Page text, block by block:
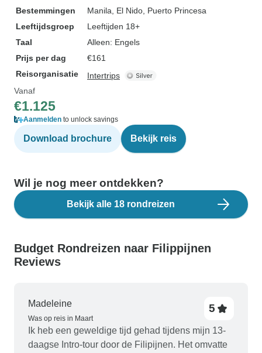
Bestemmingen
Manila , El Nido , Puerto Princesa
Leeftijdsgroep
Leeftijden 18+
Taal
Alleen: Engels
Prijs per dag
€161
Reisorganisatie
Intertrips
Vanaf
€1.125
Aanmelden to unlock savings
Download brochure Bekijk reis
Wil je nog meer ontdekken?
Bekijk alle 18 rondreizen
Budget Rondreizen naar Filippijnen
Reviews
Madeleine
Was op reis in Maart
5
Ik heb een geweldige tijd gehad tijdens mijn 13-
daagse Intro-tour door de Filipijnen. Het omvatte